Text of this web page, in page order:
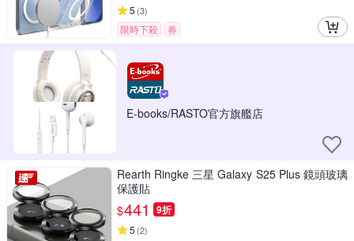
5 (3)
限時下殺 券
E-books/RASTO官方旗艦店
Rearth Ringke 三星 Galaxy S25 Plus 鏡頭玻璃
保護貼
$441 9折
5 (2)